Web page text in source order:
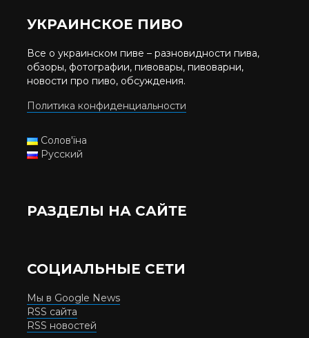
УКРАИНСКОЕ ПИВО
Все о украинском пиве – разновидности пива,
обзоры, фотографии, пивовары, пивоварни,
новости про пиво, обсуждения.
Политика конфиденциальности
Солов'їна
Русский
РАЗДЕЛЫ НА САЙТЕ
СОЦИАЛЬНЫЕ СЕТИ
Мы в Google News
RSS сайта
RSS новостей